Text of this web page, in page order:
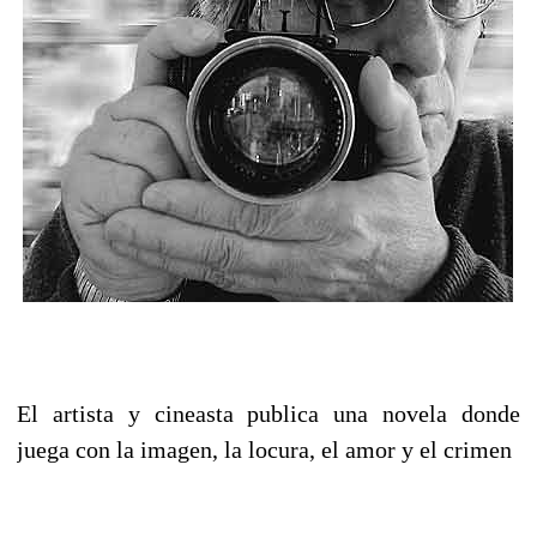
El artista y cineasta publica una novela donde
juega con la imagen, la locura, el amor y el crimen